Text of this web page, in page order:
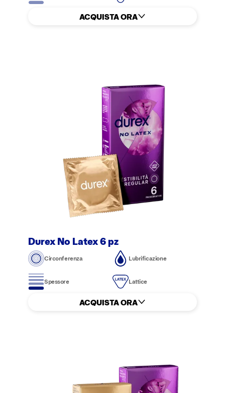
ACQUISTA ORA
Durex No Latex 6 pz
Circonferenza Lubrificazione
Spessore Lattice
ACQUISTA ORA